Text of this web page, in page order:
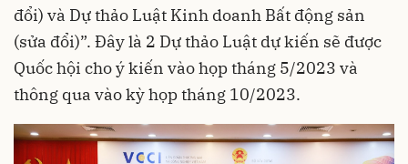
đổi) và Dự thảo Luật Kinh doanh Bất động sản
(sửa đổi)”. Đây là 2 Dự thảo Luật dự kiến sẽ được
Quốc hội cho ý kiến vào họp tháng 5/2023 và
thông qua vào kỳ họp tháng 10/2023.